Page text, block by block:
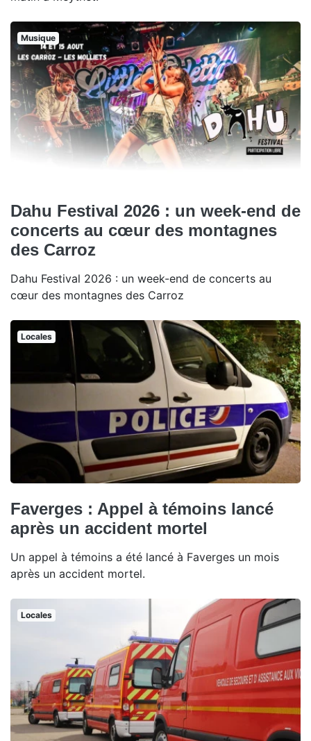
Musique
Dahu Festival 2026 : un week-end de
concerts au cœur des montagnes
des Carroz
Dahu Festival 2026 : un week-end de concerts au
cœur des montagnes des Carroz
Locales
Faverges : Appel à témoins lancé
après un accident mortel
Un appel à témoins a été lancé à Faverges un mois
après un accident mortel.
Locales